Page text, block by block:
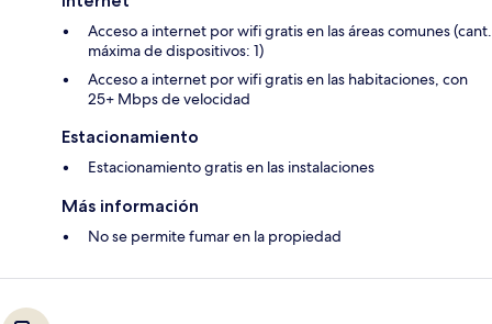
Acceso a internet por wifi gratis en las áreas comunes (cant.
máxima de dispositivos: 1)
Acceso a internet por wifi gratis en las habitaciones, con
25+ Mbps de velocidad
Estacionamiento
Estacionamiento gratis en las instalaciones
Más información
No se permite fumar en la propiedad